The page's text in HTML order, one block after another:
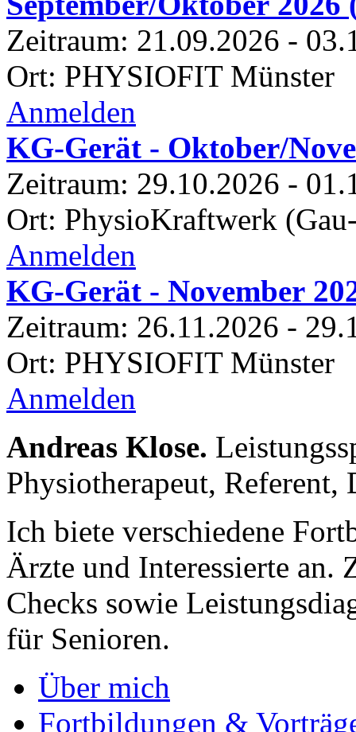
Zeitraum: 21.09.2026 - 03.
Ort: PHYSIOFIT Münster
Anmelden
KG-Gerät - Oktober/
Zeitraum: 29.10.2026 - 01.
Ort: PhysioKraftwerk
Anmelden
KG-Gerät - November
Zeitraum: 26.11.2026 - 29.
Ort: PHYSIOFIT Münster
Anmelden
Andreas Klose.
Physiotherapeut,
Ich biete verschiedene
Ärzte und Interessierte an.
Checks sowie
für Senioren.
Über mich
Fortbildungen &